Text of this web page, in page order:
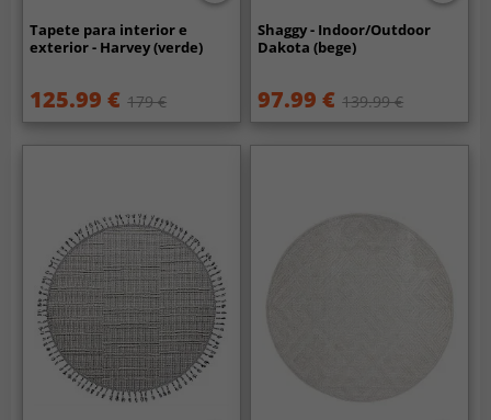
Tapete para interior e
exterior - Harvey (verde)
125.99 € 179 €
Shaggy - Indoor/Outdoor
Dakota (bege)
97.99 € 139.99 €